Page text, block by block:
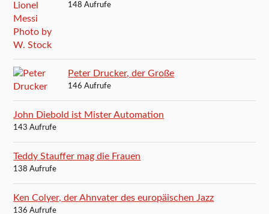
148 Aufrufe
Peter Drucker, der Große
146 Aufrufe
John Diebold ist Mister Automation
143 Aufrufe
Teddy Stauffer mag die Frauen
138 Aufrufe
Ken Colyer, der Ahnvater des europäischen Jazz
136 Aufrufe